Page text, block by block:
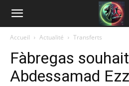
Accueil Actualité Transferts
Fàbregas
Abdessamad